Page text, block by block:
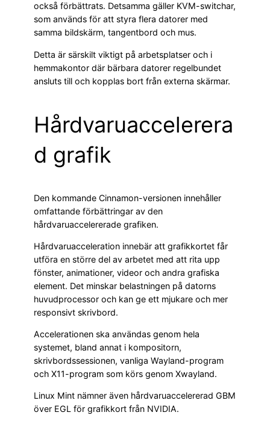
också förbättrats. Detsamma gäller KVM-switchar,
som används för att styra flera datorer med
samma bildskärm, tangentbord och mus.
Detta är särskilt viktigt på arbetsplatser och i
hemmakontor där bärbara datorer regelbundet
ansluts till och kopplas bort från externa skärmar.
Hårdvaruaccelerera
d grafik
Den kommande Cinnamon-versionen innehåller
omfattande förbättringar av den
hårdvaruaccelererade grafiken.
Hårdvaruacceleration innebär att grafikkortet får
utföra en större del av arbetet med att rita upp
fönster, animationer, videor och andra grafiska
element. Det minskar belastningen på datorns
huvudprocessor och kan ge ett mjukare och mer
responsivt skrivbord.
Accelerationen ska användas genom hela
systemet, bland annat i kompositorn,
skrivbordssessionen, vanliga Wayland-program
och X11-program som körs genom Xwayland.
Linux Mint nämner även hårdvaruaccelererad GBM
över EGL för grafikkort från NVIDIA.